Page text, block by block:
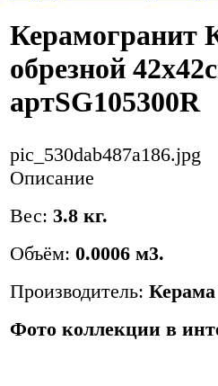
Керамогранит
обрезной
артSG105300R
pic_530dab487a186.jpg
Описание
Вес: 3.8 кг.
Объём: 0.0006 м3.
Производитель:
Фото коллекции в